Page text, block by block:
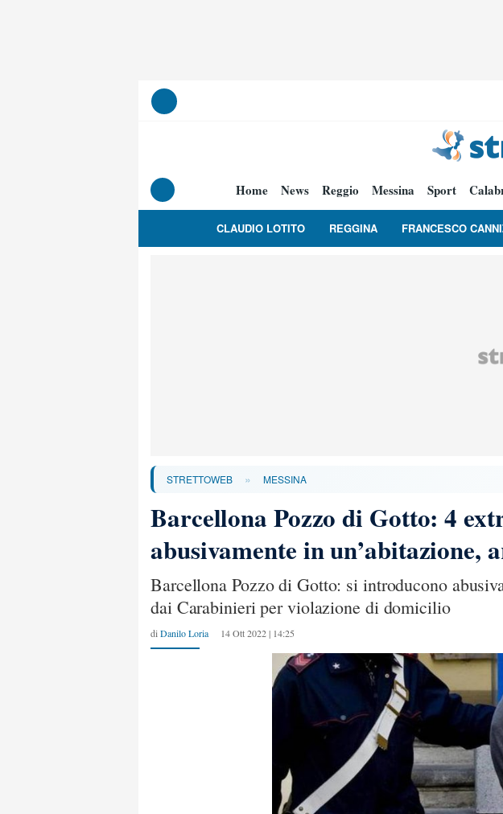
Home News Reggio Messina Sport
CLAUDIO LOTITO REGGINA FRANCESCO
STRETTOWEB » MESSINA
Barcellona Pozzo di Gotto: 4
abusivamente in un’abitazione,
Barcellona Pozzo di Gotto: si introducono
dai Carabinieri per violazione di domicilio
di Danilo Loria 14 Ott 2022 | 14:25